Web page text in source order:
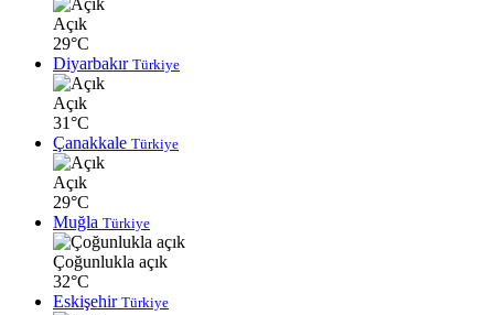
Açık
29°C
Diyarbakır Türkiye
Açık
31°C
Çanakkale Türkiye
Açık
29°C
Muğla Türkiye
Çoğunlukla açık
32°C
Eskişehir Türkiye